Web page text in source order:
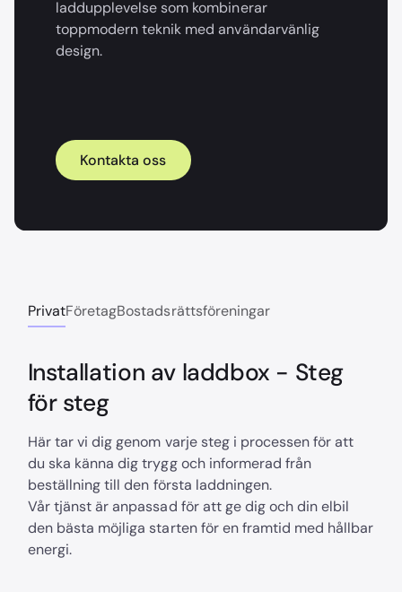
laddupplevelse som kombinerar
toppmodern teknik med användarvänlig
design.
Kontakta oss
PrivatFöretagBostadsrättsföreningar
Installation av laddbox - Steg
för steg
Här tar vi dig genom varje steg i processen för att
du ska känna dig trygg och informerad från
beställning till den första laddningen.
Vår tjänst är anpassad för att ge dig och din elbil
den bästa möjliga starten för en framtid med hållbar
energi.